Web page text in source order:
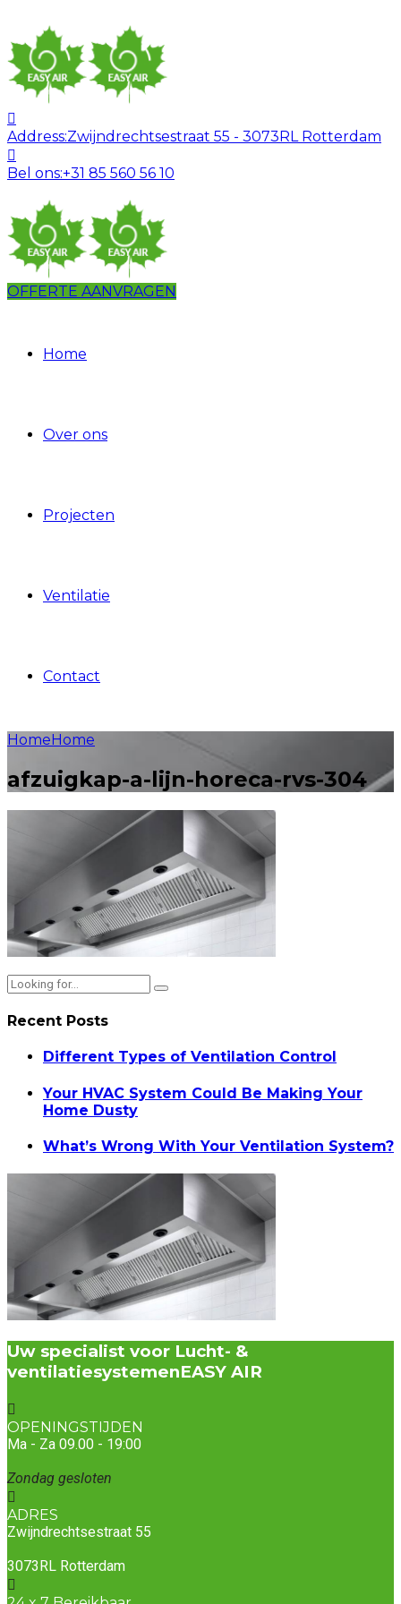
Address:Zwijndrechtsestraat 55 - 3073RL Rotterdam
Bel ons:+31 85 560 56 10
OFFERTE AANVRAGEN
Home
Over ons
Projecten
Ventilatie
Contact
HomeHome
afzuigkap-a-lijn-horeca-rvs-304
Recent Posts
Different Types of Ventilation Control
Your HVAC System Could Be Making Your
Home Dusty
What’s Wrong With Your Ventilation System?
Uw specialist voor Lucht- &
ventilatiesystemenEASY AIR
OPENINGSTIJDEN
Ma - Za 09.00 - 19:00
Zondag gesloten
ADRES
Zwijndrechtsestraat 55
3073RL Rotterdam